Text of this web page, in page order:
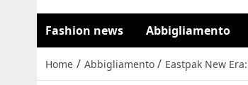
Fashion news Abbigliamento
Home / Abbigliamento / Eastpak New